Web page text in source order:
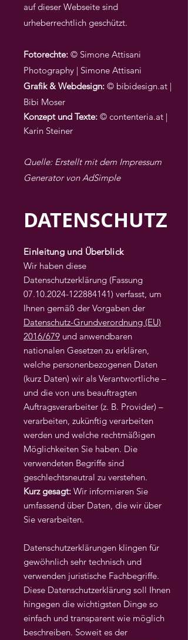
auf dieser Webseite sind
urheberrechtlich geschützt.
Fotorechte: © Simone Attisani
Photography | Simone Attisani
Grafik & Webdesign: © bibidesign.at |
Bibi Moser
Konzept und Texte: © contenteria.at |
Karin Steiner
Quelle: Erstellt mit dem Impressum
Generator von AdSimple
DATENSCHUTZ
Einleitung und Überblick
Wir haben diese
Datenschutzerklärung (Fassung
07.10.2024-122884141) verfasst, um
Ihnen gemäß der Vorgaben der
Datenschutz-Grundverordnung (EU)
2016/679 und anwendbaren
nationalen Gesetzen zu erklären,
welche personenbezogenen Daten
(kurz Daten) wir als Verantwortliche –
und die von uns beauftragten
Auftragsverarbeiter (z. B. Provider) –
verarbeiten, zukünftig verarbeiten
werden und welche rechtmäßigen
Möglichkeiten Sie haben. Die
verwendeten Begriffe sind
geschlechtsneutral zu verstehen.
Kurz gesagt: Wir informieren Sie
umfassend über Daten, die wir über
Sie verarbeiten.
Datenschutzerklärungen klingen für
gewöhnlich sehr technisch und
verwenden juristische Fachbegriffe.
Diese Datenschutzerklärung soll Ihnen
hingegen die wichtigsten Dinge so
einfach und transparent wie möglich
beschreiben. Soweit es der